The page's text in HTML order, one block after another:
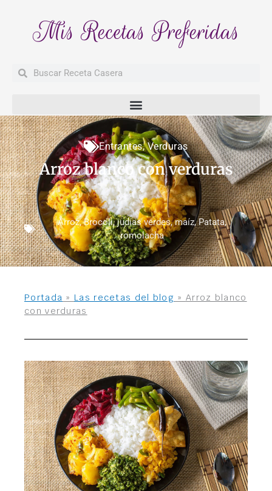
Mis Recetas Preferidas
BuscarBuscar
Entrantes,Verduras
Arroz blanco con verduras
Arroz,Brocoli,judías verdes,maíz,Patata,
romolacha
Portada » Las recetas del blog » Arroz blanco
con verduras